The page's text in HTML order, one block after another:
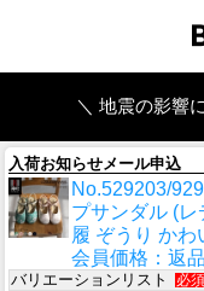
＼ 地震の影響
入荷お知らせメール申込
No.529203/
プサンダル (
履 ぞうり か
会員価格：返
バリエーションリスト 必須